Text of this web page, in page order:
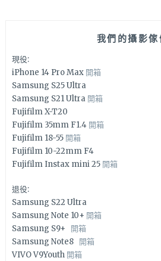
我們的攝影傢
現役:
iPhone 14 Pro Max 開箱
Samsung S25 Ultra
Samsung S21 Ultra 開箱
Fujifilm X-T20
Fujifilm 35mm F1.4 開箱
Fujifilm 18-55 開箱
Fujifilm 10-22mm F4
Fujifilm Instax mini 25 開箱
退役:
Samsung S22 Ultra
Samsung Note 10+ 開箱
Samsung S9+ 開箱
Samsung Note8 開箱
VIVO V9Youth 開箱